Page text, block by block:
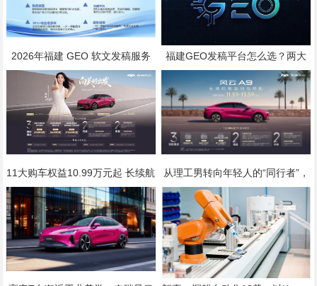
2026年福建 GEO 软文发稿服务
商｜慧品宣：以 AI 技术赋能品牌
全域传播
福建GEO发稿平台怎么选？两大
本土合规推广平台实测推荐
11大购车权益10.99万元起 长续航
智美纯电轿跑风云A9满电上市
从理工男转向年轻人的“同行者”，
这台风云A9奇瑞造的有多用心？